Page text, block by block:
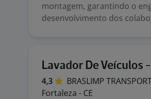
montagem, garantindo o
desenvolvimento dos
Lavador De Veículos
4,3 BRASLIMP
Fortaleza - CE